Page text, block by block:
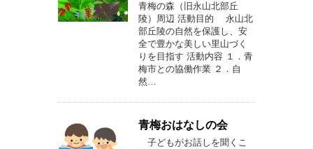
青梅の森（旧永山北部丘
陵）周辺 活動目的 永山北
部丘陵の自然を保護し、安
全で豊かな美しい里山づく
りを目指す 活動内容 １．青
梅市との協働作業 ２．自
然…
青梅おはなしの会
子どもがお話しを聞くこ